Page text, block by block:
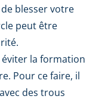
blesser votre
peut être
éviter la formation
Pour ce faire, il
des trous